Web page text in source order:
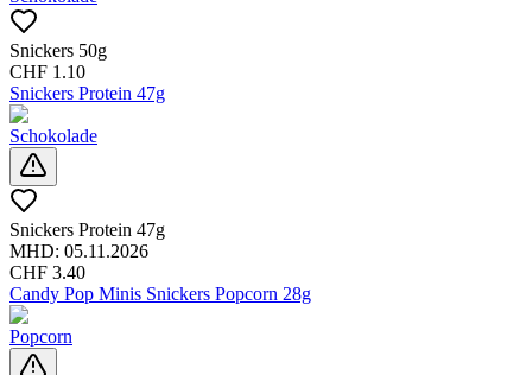
Snickers 50g
CHF 1.10
Snickers Protein 47g
Schokolade
Snickers Protein 47g
MHD: 05.11.2026
CHF 3.40
Candy Pop Minis Snickers Popcorn 28g
Popcorn